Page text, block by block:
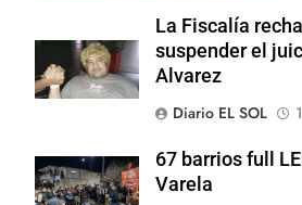
La Fiscalía
suspender el
Alvarez
Diario EL SOL
67 barrios full
Varela